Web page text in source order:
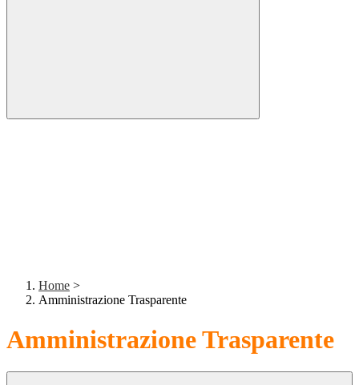
Home >
Amministrazione Trasparente
Amministrazione Trasparente